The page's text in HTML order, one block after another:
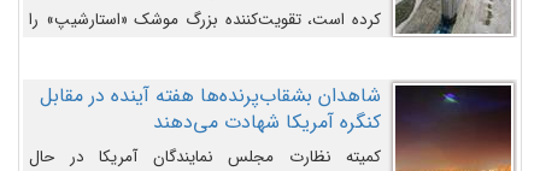
کرده است، تقویت‌کننده بزرگ موشک «استارشیپ» را
شاهدان بشقاب‌پرنده‌ها هفته آینده در مقابل
کنگره آمریکا شهادت می‌دهند
کمیته نظارت مجلس نمایندگان آمریکا در حال